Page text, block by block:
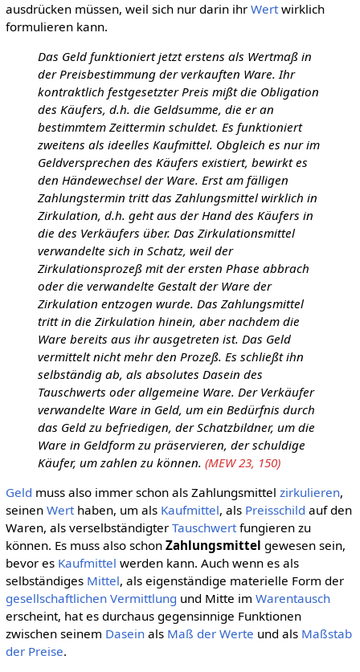
ausdrücken müssen, weil sich nur darin ihr Wertwirklich
formulieren kann.
Das Geld funktioniert jetzt erstens als Wertmaß in
der Preisbestimmung der verkauften Ware. Ihr
kontraktlich festgesetzter Preis mißt die Obligation
des Käufers, d.h. die Geldsumme, die er an
bestimmtem Zeittermin schuldet. Es funktioniert
zweitens als ideelles Kaufmittel. Obgleich es nur im
Geldversprechen des Käufers existiert, bewirkt es
den Händewechsel der Ware. Erst am fälligen
Zahlungstermin tritt das Zahlungsmittel wirklich in
Zirkulation, d.h. geht aus der Hand des Käufers in
die des Verkäufers über. Das Zirkulationsmittel
verwandelte sich in Schatz, weil der
Zirkulationsprozeß mit der ersten Phase abbrach
oder die verwandelte Gestalt der Ware der
Zirkulation entzogen wurde. Das Zahlungsmittel
tritt in die Zirkulation hinein, aber nachdem die
Ware bereits aus ihr ausgetreten ist. Das Geld
vermittelt nicht mehr den Prozeß. Es schließt ihn
selbständig ab, als absolutes Dasein des
Tauschwerts oder allgemeine Ware. Der Verkäufer
verwandelte Ware in Geld, um ein Bedürfnis durch
das Geld zu befriedigen, der Schatzbildner, um die
Ware in Geldform zu präservieren, der schuldige
Käufer, um zahlen zu können. (MEW 23, 150)
Geld muss also immer schon als Zahlungsmittel zirkulieren,
seinen Werthaben, um als Kaufmittel, als Preisschild auf den
Waren, als verselbständigter Tauschwertfungieren zu
können. Es muss also schon Zahlungsmittel gewesen sein,
bevor es Kaufmittel werden kann. Auch wenn es als
selbständiges Mittel, als eigenständige materielle Form der
gesellschaftlichen Vermittlung und Mitte im Warentausch
erscheint, hat es durchaus gegensinnige Funktionen
zwischen seinem Daseinals Maß der Werte und als Maßstab
der Preise.